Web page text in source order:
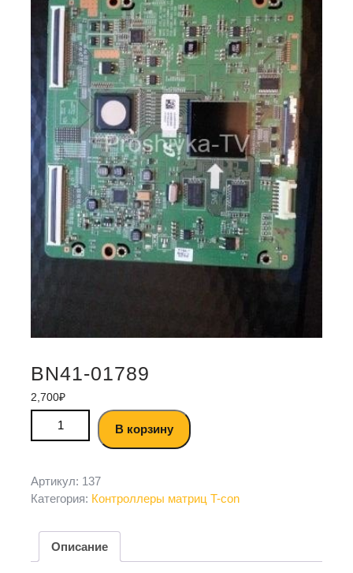
BN41-01789
2,700₽
В корзину
Артикул: 137
Категория: Контроллеры матриц T-con
Описание